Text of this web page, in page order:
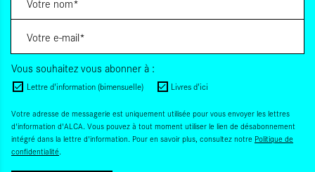
Vous souhaitez vous abonner à :
Lettre d'information (bimensuelle) Livres d'ici
Votre adresse de messagerie est uniquement utilisée pour vous envoyer les lettres
d'information d'ALCA. Vous pouvez à tout moment utiliser le lien de désabonnement
intégré dans la lettre d'information. Pour en savoir plus, consultez notre Politique de
confidentialité.